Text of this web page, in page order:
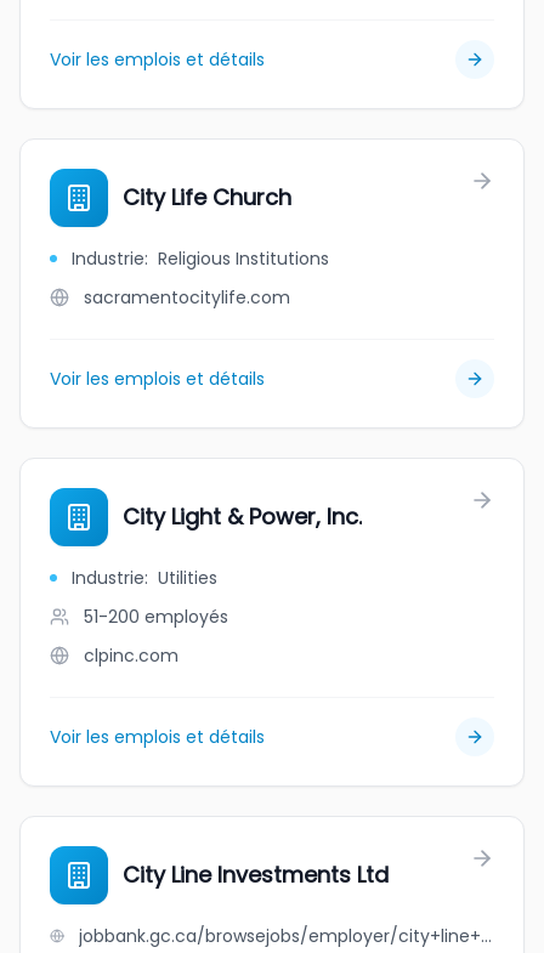
Voir les emplois et détails
City Life Church
Industrie: Religious Institutions
sacramentocitylife.com
Voir les emplois et détails
City Light & Power, Inc.
Industrie: Utilities
51-200 employés
clpinc.com
Voir les emplois et détails
City Line Investments Ltd
jobbank.gc.ca/browsejobs/employer/city+line+investments+ltd/ca